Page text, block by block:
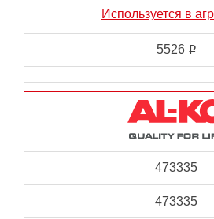
Используется в
5526 i
473335
473335